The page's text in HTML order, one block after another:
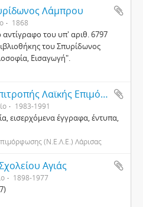
Λάμπρου
1868
του υπ' αριθ. 6797
του Σπυρίδωνος
Εισαγωγή".
Αρχείο Νομαρχιακής Επιτροπής Λαϊκής Επιμόρφωσης (Ν.Ε.Λ.Ε.) Λάρισας και Κέντρου Λαϊκής Επιμόρφωσης (Κ.Λ.Ε.) Αγιάς
1983-1991
εισερχόμενα έγγραφα, έντυπα,
(Ν.Ε.Λ.Ε.) Λάρισας
Αγιάς
1898-1977